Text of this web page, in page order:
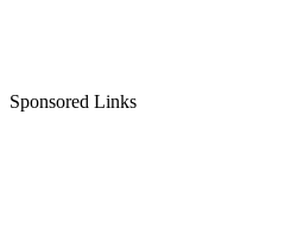
Sponsored Links